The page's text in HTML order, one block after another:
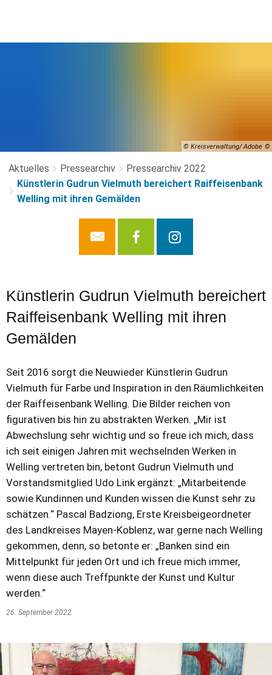
© Kreisverwaltung/ Adobe
Aktuelles Pressearchiv
Pressearchiv 2022
Künstlerin Gudrun Vielmuth bereichert Raiffeisenbank
Welling mit ihren Gemälden
Künstlerin Gudrun Vielmuth bereichert
Raiffeisenbank Welling mit ihren
Gemälden
Seit 2016 sorgt die Neuwieder Künstlerin Gudrun
Vielmuth für Farbe und Inspiration in den Räumlichkeiten
der Raiffeisenbank Welling. Die Bilder reichen von
figurativen bis hin zu abstrakten Werken. „Mir ist
Abwechslung sehr wichtig und so freue ich mich, dass
ich seit einigen Jahren mit wechselnden Werken in
Welling vertreten bin, betont Gudrun Vielmuth und
Vorstandsmitglied Udo Link ergänzt: „Mitarbeitende
sowie Kundinnen und Kunden wissen die Kunst sehr zu
schätzen.“ Pascal Badziong, Erste Kreisbeigeordneter
des Landkreises Mayen-Koblenz, war gerne nach Welling
gekommen, denn, so betonte er: „Banken sind ein
Mittelpunkt für jeden Ort und ich freue mich immer,
wenn diese auch Treffpunkte der Kunst und Kultur
werden.“
26. September 2022